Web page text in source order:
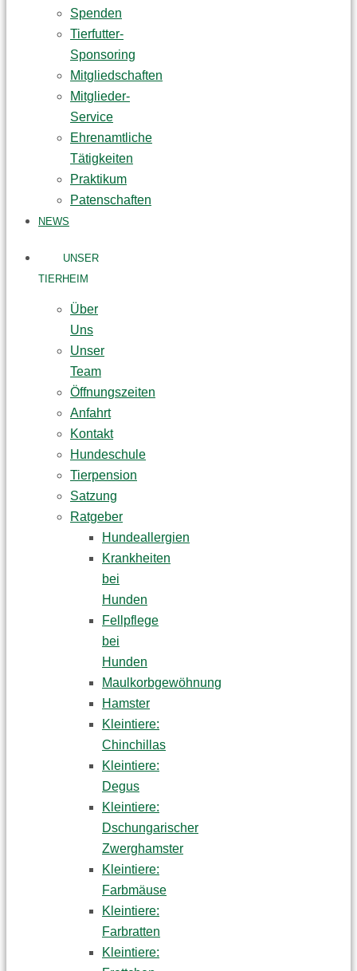
Spenden
Tierfutter-
Sponsoring
Mitgliedschaften
Mitglieder-
Service
Ehrenamtliche
Tätigkeiten
Praktikum
Patenschaften
NEWS
UNSER
TIERHEIM
Über
Uns
Unser
Team
Öffnungszeiten
Anfahrt
Kontakt
Hundeschule
Tierpension
Satzung
Ratgeber
Hundeallergien
Krankheiten
bei
Hunden
Fellpflege
bei
Hunden
Maulkorbgewöhnung
Hamster
Kleintiere:
Chinchillas
Kleintiere:
Degus
Kleintiere:
Dschungarischer
Zwerghamster
Kleintiere:
Farbmäuse
Kleintiere:
Farbratten
Kleintiere: